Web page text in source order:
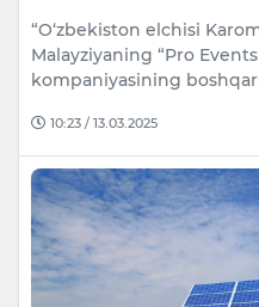
“O‘zbekiston elchisi
Malayziyaning “Pro
kompaniyasining
10:23 / 13.03.2025